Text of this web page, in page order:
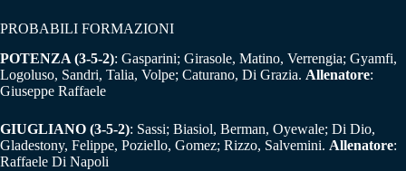
PROBABILI FORMAZIONI
POTENZA (3-5-2): Gasparini; Girasole, Matino, Verrengia; Gyamfi,
Logoluso, Sandri, Talia, Volpe; Caturano, Di Grazia. Allenatore:
Giuseppe Raffaele
GIUGLIANO (3-5-2): Sassi; Biasiol, Berman, Oyewale; Di Dio,
Gladestony, Felippe, Poziello, Gomez; Rizzo, Salvemini. Allenatore:
Raffaele Di Napoli